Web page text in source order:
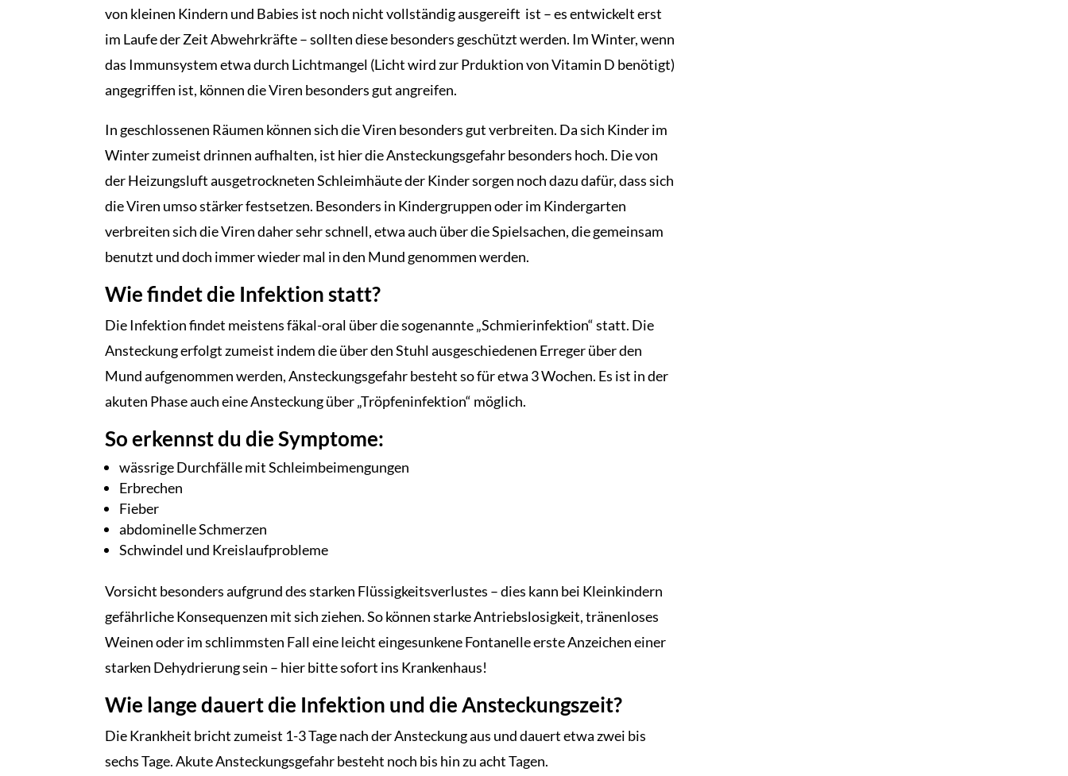
von kleinen Kindern und Babies ist noch nicht vollständig ausgereift ist – es entwickelt erst
im Laufe der Zeit Abwehrkräfte – sollten diese besonders geschützt werden. Im Winter, wenn
das Immunsystem etwa durch Lichtmangel (Licht wird zur Prduktion von Vitamin D benötigt)
angegriffen ist, können die Viren besonders gut angreifen.
In geschlossenen Räumen können sich die Viren besonders gut verbreiten. Da sich Kinder im
Winter zumeist drinnen aufhalten, ist hier die Ansteckungsgefahr besonders hoch. Die von
der Heizungsluft ausgetrockneten Schleimhäute der Kinder sorgen noch dazu dafür, dass sich
die Viren umso stärker festsetzen. Besonders in Kindergruppen oder im Kindergarten
verbreiten sich die Viren daher sehr schnell, etwa auch über die Spielsachen, die gemeinsam
benutzt und doch immer wieder mal in den Mund genommen werden.
Wie findet die Infektion statt?
Die Infektion findet meistens fäkal-oral über die sogenannte „Schmierinfektion“ statt. Die
Ansteckung erfolgt zumeist indem die über den Stuhl ausgeschiedenen Erreger über den
Mund aufgenommen werden, Ansteckungsgefahr besteht so für etwa 3 Wochen. Es ist in der
akuten Phase auch eine Ansteckung über „Tröpfeninfektion“ möglich.
So erkennst du die Symptome:
wässrige Durchfälle mit Schleimbeimengungen
Erbrechen
Fieber
abdominelle Schmerzen
Schwindel und Kreislaufprobleme
Vorsicht besonders aufgrund des starken Flüssigkeitsverlustes – dies kann bei Kleinkindern
gefährliche Konsequenzen mit sich ziehen. So können starke Antriebslosigkeit, tränenloses
Weinen oder im schlimmsten Fall eine leicht eingesunkene Fontanelle erste Anzeichen einer
starken Dehydrierung sein – hier bitte sofort ins Krankenhaus!
Wie lange dauert die Infektion und die Ansteckungszeit?
Die Krankheit bricht zumeist 1-3 Tage nach der Ansteckung aus und dauert etwa zwei bis
sechs Tage. Akute Ansteckungsgefahr besteht noch bis hin zu acht Tagen.